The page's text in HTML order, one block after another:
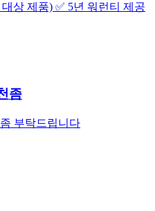
상 제품) ✅ 5년 워런티 제공
좀
부탁드립니다